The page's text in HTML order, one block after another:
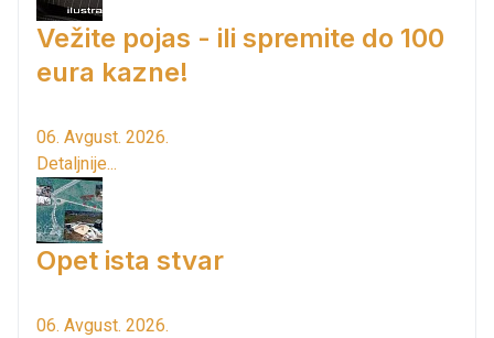
Vežite pojas - ili spremite do 100
eura kazne!
06. Avgust. 2026.
Detaljnije...
Opet ista stvar
06. Avgust. 2026.